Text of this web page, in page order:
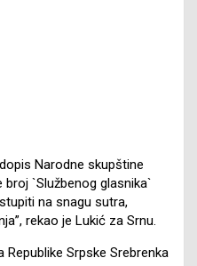
Narodne skupštine
broj `Službenog glasnika`
na snagu sutra,
rekao je Lukić za Srnu.
Srpske Srebrenka